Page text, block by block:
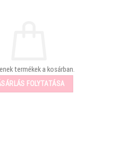
termékek a kosárban.
FOLYTATÁSA